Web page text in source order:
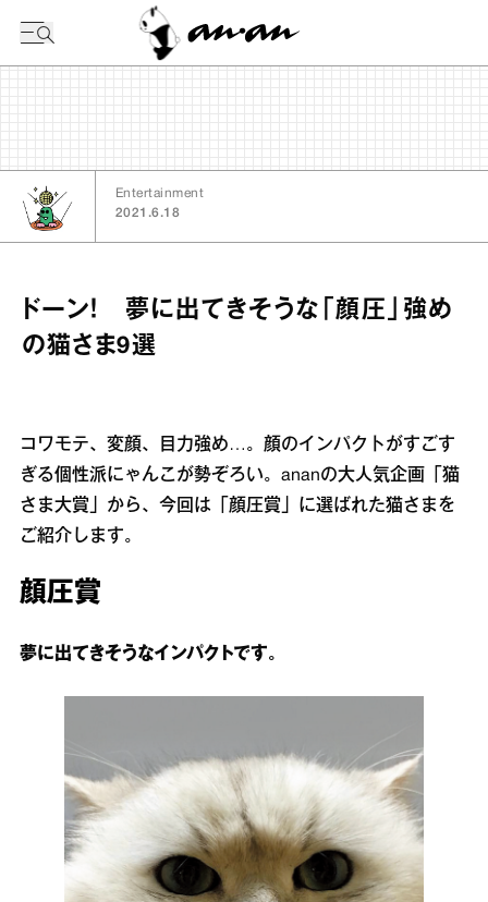
Entertainment
2021.6.18
ドーン！ 夢に出てきそうな「顔圧」強め
の猫さま9選
コワモテ、変顔、目力強め…。顔のインパクトがすごす
ぎる個性派にゃんこが勢ぞろい。ananの大人気企画「猫
さま大賞」から、今回は「顔圧賞」に選ばれた猫さまを
ご紹介します。
顔圧賞
夢に出てきそうなインパクトです。